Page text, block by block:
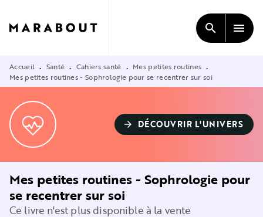
CONTENU
search menu
Accueil • Santé • Cahiers santé • Mes petites routines •
Mes petites routines - Sophrologie pour se recentrer sur soi
arrow_forward DÉCOUVRIR L'UNIVERS
Mes petites routines - Sophrologie pour
se recentrer sur soi
Ce livre n'est plus disponible à la vente